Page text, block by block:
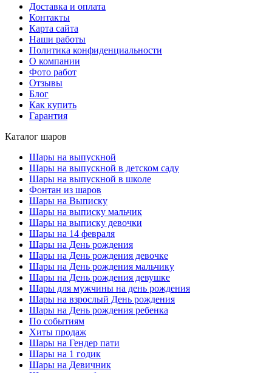
Доставка и оплата
Контакты
Карта сайта
Наши работы
Политика конфиденциальности
О компании
Фото работ
Отзывы
Блог
Как купить
Гарантия
Каталог шаров
Шары на выпускной
Шары на выпускной в детском саду
Шары на выпускной в школе
Фонтан из шаров
Шары на Выписку
Шары на выписку мальчик
Шары на выписку девочки
Шары на 14 февраля
Шары на День рождения
Шары на День рождения девочке
Шары на День рождения мальчику
Шары на День рождения девушке
Шары для мужчины на день рождения
Шары на взрослый День рождения
Шары на День рождения ребенка
По событиям
Хиты продаж
Шары на Гендер пати
Шары на 1 годик
Шары на Девичник